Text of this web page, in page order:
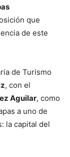
que
de este
de Turismo
, con el
Aguilar, como
a uno de
la capital del